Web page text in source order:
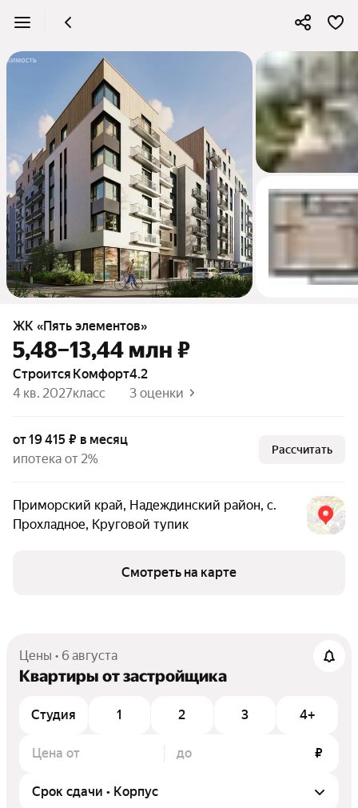
4
ЖК «Пять элементов»
5,48–13,44 млн ₽
Строится
4 кв. 2027
комфорт
класс
4.2
3 оценки
от 19 415 ₽ в месяц
ипотека от 2%
Рассчитать
Приморский край, Надеждинский район, с.
Прохладное, Круговой тупик
Смотреть на карте
Цены • 6 августа
Квартиры от застройщика
Студия 1 2 3 4+
Цена от до ₽